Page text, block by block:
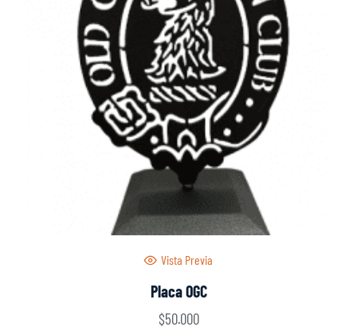
Vista Previa
Placa OGC
$50.000